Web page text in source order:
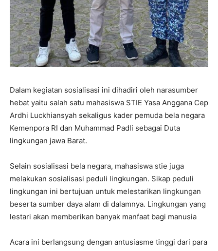
Dalam kegiatan sosialisasi ini dihadiri oleh narasumber
hebat yaitu salah satu mahasiswa STIE Yasa Anggana Cep
Ardhi Luckhiansyah sekaligus kader pemuda bela negara
Kemenpora RI dan Muhammad Padli sebagai Duta
lingkungan jawa Barat.
Selain sosialisasi bela negara, mahasiswa stie juga
melakukan sosialisasi peduli lingkungan. Sikap peduli
lingkungan ini bertujuan untuk melestarikan lingkungan
beserta sumber daya alam di dalamnya. Lingkungan yang
lestari akan memberikan banyak manfaat bagi manusia
Acara ini berlangsung dengan antusiasme tinggi dari para